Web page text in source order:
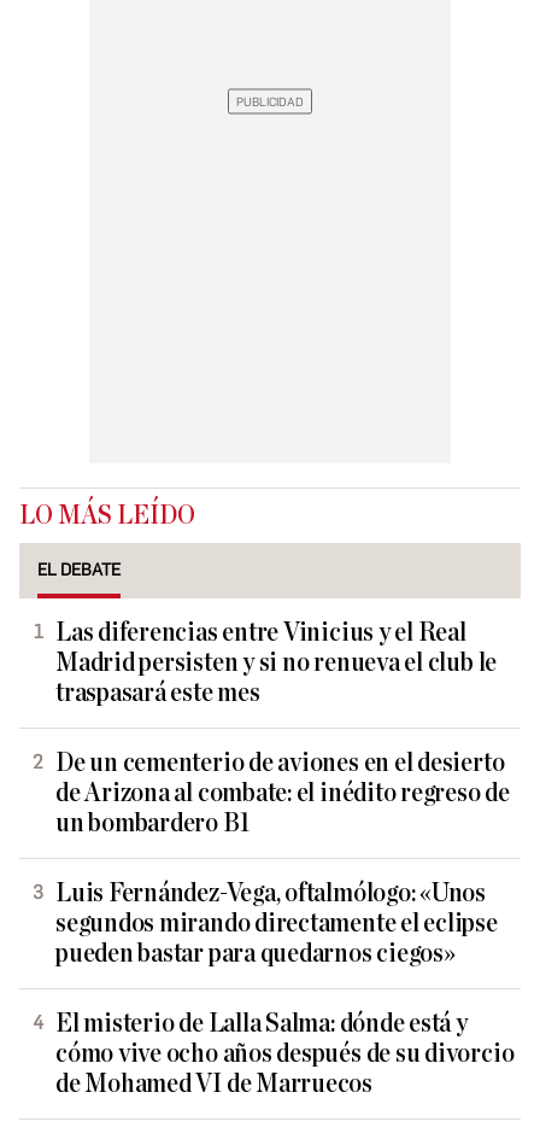
LO MÁS LEÍDO
EL DEBATE
Las diferencias entre Vinicius y el Real
Madrid persisten y si no renueva el club le
traspasará este mes
De un cementerio de aviones en el desierto
de Arizona al combate: el inédito regreso de
un bombardero B1
Luis Fernández-Vega, oftalmólogo: «Unos
segundos mirando directamente el eclipse
pueden bastar para quedarnos ciegos»
El misterio de Lalla Salma: dónde está y
cómo vive ocho años después de su divorcio
de Mohamed VI de Marruecos